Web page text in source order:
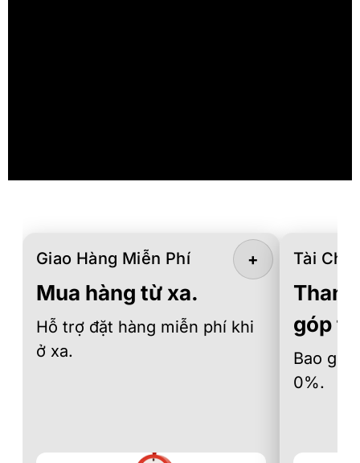
Giao Hàng Miễn Phí
Mua hàng từ xa.
Hỗ trợ đặt hàng miễn phí khi
ở xa.
+ Tài
góp
Bao
0%.